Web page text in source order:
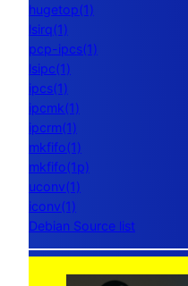
hugetop(1)
lsirq(1)
pcp-ipcs(1)
lsipc(1)
ipcs(1)
ipcmk(1)
ipcrm(1)
mkfifo(1)
mkfifo(1p)
uconv(1)
iconv(1)
Debian Source list